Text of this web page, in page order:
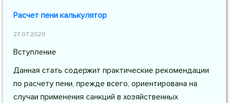
Расчет пени калькулятор
27.07.2020
Вступление
Данная стать содержит практические рекомендации
по расчету пени, прежде всего, ориентирована на
случаи применения санкций в хозяйственных